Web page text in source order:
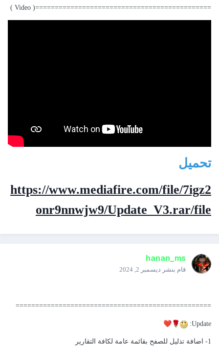
=============================================( Video )
تحميل
https://www.mediafire.com/file/7igz2
onr9nnwjw9/Update_V3.rar/file
hanan_ms
قام بنشر ديسمبر 2, 2024
==================================================
Update:
🌹
❤️
1- اضافة تذليل للصفح بقائمة عامة لكافة التقارير